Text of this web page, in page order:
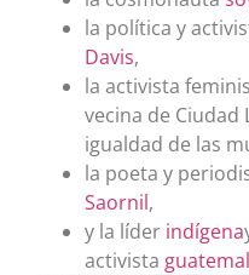
la política y
Davis,
la activista
vecina de Ciudad
igualdad de las
la poeta y
Saornil,
y la líder indígena
activista